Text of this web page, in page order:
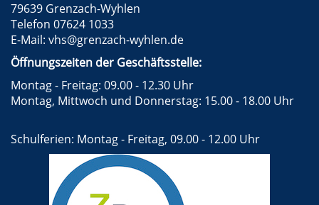
79639 Grenzach-Wyhlen
Telefon 07624 1033
E-Mail: vhs@grenzach-wyhlen.de
Öffnungszeiten der Geschäftsstelle:
Montag - Freitag: 09.00 - 12.30 Uhr
Montag, Mittwoch und Donnerstag: 15.00 - 18.00 Uhr
Schulferien: Montag - Freitag, 09.00 - 12.00 Uhr